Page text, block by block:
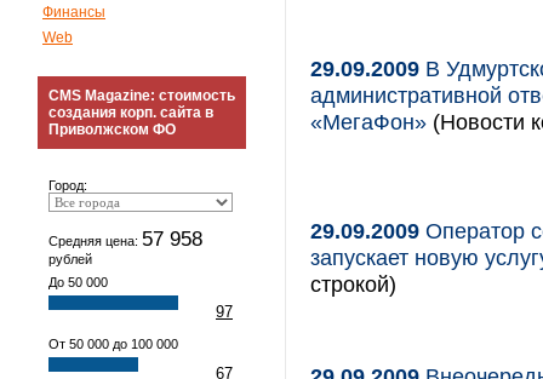
Финансы
Web
CMS Magazine: стоимость
создания корп. сайта в
Приволжском ФО
Город:
Средняя цена: 57 958
рублей
До 50 000
97
От 50 000 до 100 000
67
29.09.2009 В
административной
«МегаФон» (Новости
29.09.2009 Оператор
запускает новую
строкой)